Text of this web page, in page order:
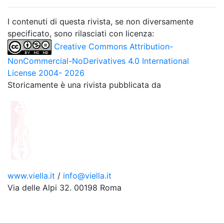
I contenuti di questa rivista, se non diversamente
specificato, sono rilasciati con licenza:
Creative Commons Attribution-
NonCommercial-NoDerivatives 4.0 International
License 2004- 2026
Storicamente è una rivista pubblicata da
www.viella.it / info@viella.it
Via delle Alpi 32. 00198 Roma